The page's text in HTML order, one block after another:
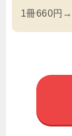
1冊660円→